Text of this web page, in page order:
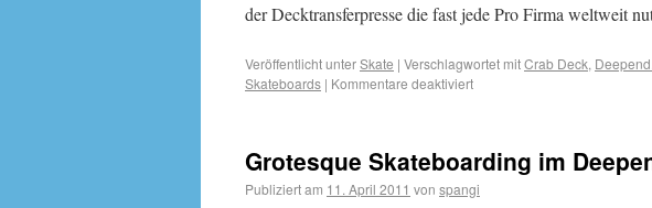
der Decktransferpresse die fast jede Pro Firma weltweit
Veröffentlicht unterSkate | Verschlagwortet mitCrab Deck,
Skateboards | Kommentare deaktiviert
Grotesque Skateboarding im
Publiziert am 11. April 2011 von spangi